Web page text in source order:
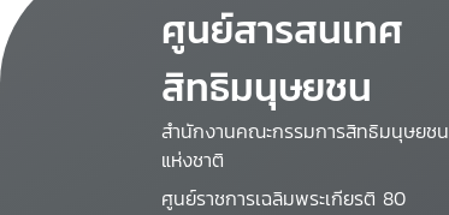
ศูนย์สารสนเทศ
สิทธิมนุษยชน
สำนักงานคณะกรรมการสิทธิมนุษยชน
แห่งชาติ
ศูนย์ราชการเฉลิมพระเกียรติ 80